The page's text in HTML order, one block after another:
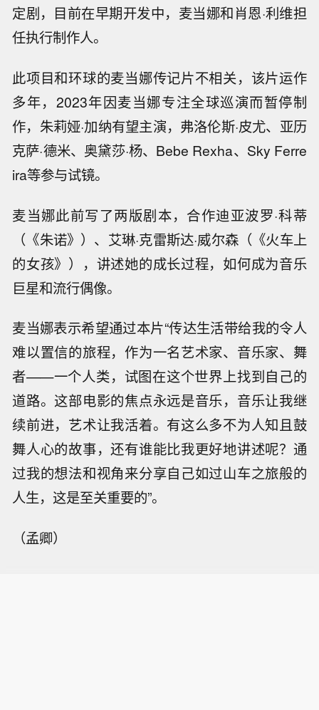
定剧，目前在早期开发中，麦当娜和肖恩·利维担
任执行制作人。
此项目和环球的麦当娜传记片不相关，该片运作
多年，2023年因麦当娜专注全球巡演而暂停制
作，朱莉娅·加纳有望主演，弗洛伦斯·皮尤、亚历
克萨·德米、奥黛莎·杨、Bebe Rexha、Sky Ferre
ira等参与试镜。
麦当娜此前写了两版剧本，合作迪亚波罗·科蒂
（《朱诺》）、艾琳·克雷斯达·威尔森（《火车上
的女孩》），讲述她的成长过程，如何成为音乐
巨星和流行偶像。
麦当娜表示希望通过本片“传达生活带给我的令人
难以置信的旅程，作为一名艺术家、音乐家、舞
者——一个人类，试图在这个世界上找到自己的
道路。这部电影的焦点永远是音乐，音乐让我继
续前进，艺术让我活着。有这么多不为人知且鼓
舞人心的故事，还有谁能比我更好地讲述呢？通
过我的想法和视角来分享自己如过山车之旅般的
人生，这是至关重要的”。
（孟卿）